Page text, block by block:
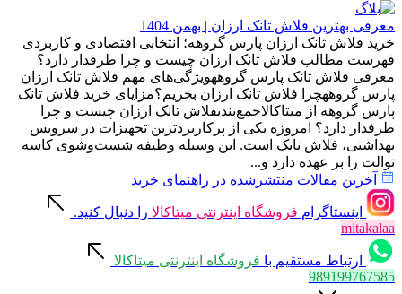
معرفی بهترین فلاش تانک ارزان | بهمن 1404
خرید فلاش تانک ارزان پارس گروهه؛ انتخابی اقتصادی و کاربردی
فهرست مطالب فلاش تانک ارزان چیست و چرا طرفدار دارد؟
معرفی فلاش تانک پارس گروههویژگی‌های مهم فلاش تانک ارزان
پارس گروههچرا فلاش تانک ارزان بخریم؟مزایای خرید فلاش تانک
پارس گروهه از میتاکالاجمع‌بندیفلاش تانک ارزان چیست و چرا
طرفدار دارد؟ امروزه یکی از پرکاربردترین تجهیزات در سرویس
بهداشتی، فلاش تانک است. این وسیله وظیفه شست‌وشوی کاسه
توالت را بر عهده دارد و...
آخرین مقالات منتشرشده در راهنمای خرید
اینستاگرام فروشگاه اینترنتی میتاکالا را دنبال کنید.
mitakalaa
ارتباط مستقیم با فروشگاه اینترنتی میتاکالا
989199767585